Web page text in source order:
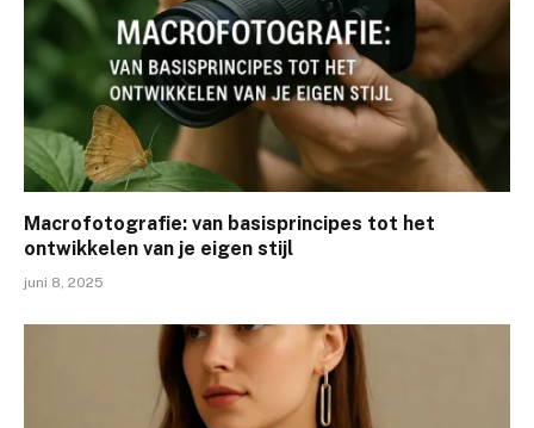
Macrofotografie: van basisprincipes tot het
ontwikkelen van je eigen stijl
juni 8, 2025